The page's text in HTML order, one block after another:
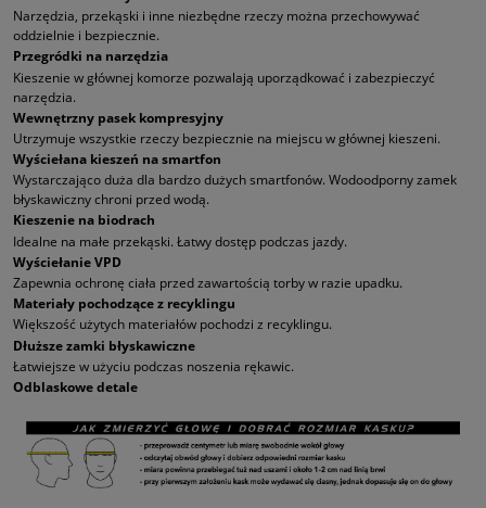
Narzędzia, przekąski i inne niezbędne rzeczy można przechowywać
oddzielnie i bezpiecznie.
Przegródki na narzędzia
Kieszenie w głównej komorze pozwalają uporządkować i zabezpieczyć
narzędzia.
Wewnętrzny pasek kompresyjny
Utrzymuje wszystkie rzeczy bezpiecznie na miejscu w głównej kieszeni.
Wyściełana kieszeń na smartfon
Wystarczająco duża dla bardzo dużych smartfonów. Wodoodporny zamek
błyskawiczny chroni przed wodą.
Kieszenie na biodrach
Idealne na małe przekąski. Łatwy dostęp podczas jazdy.
Wyściełanie VPD
Zapewnia ochronę ciała przed zawartością torby w razie upadku.
Materiały pochodzące z recyklingu
Większość użytych materiałów pochodzi z recyklingu.
Dłuższe zamki błyskawiczne
Łatwiejsze w użyciu podczas noszenia rękawic.
Odblaskowe detale